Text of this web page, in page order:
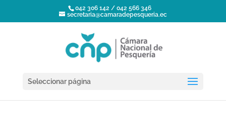
042 306 142 / 042 566 346
secretaria@camaradepesqueria.ec
Seleccionar página